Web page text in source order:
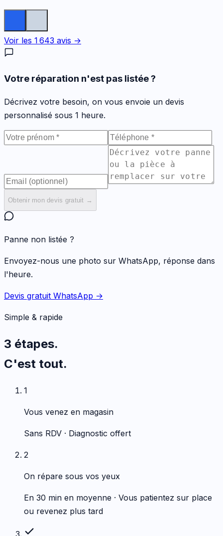
Voir les 1 643 avis →
Votre réparation n'est pas listée ?
Décrivez votre besoin, on vous envoie un devis
personnalisé sous 1 heure.
Obtenir mon devis gratuit →
Panne non listée ?
Envoyez-nous une photo sur WhatsApp, réponse dans
l'heure.
Devis gratuit WhatsApp →
Simple & rapide
3 étapes.
C'est tout.
1
Vous venez en magasin
Sans RDV · Diagnostic offert
2
On répare sous vos yeux
En 30 min en moyenne · Vous patientez sur place
ou revenez plus tard